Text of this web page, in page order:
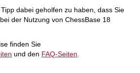
dabei geholfen zu haben, dass Sie
der Nutzung von ChessBase 18
finden Sie
und den FAQ-Seiten.